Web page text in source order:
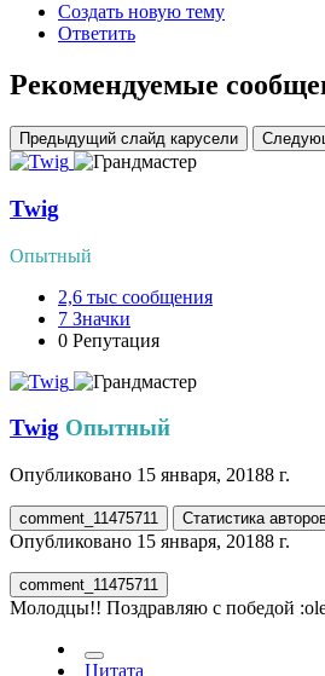
Создать новую тему
Ответить
Рекомендуемые
Предыдущий слайд карусели
Twig
Опытный
2,6 тыс сообщения
7 Значки
0 Репутация
Twig Опытный
Опубликовано 15 января, 20188 г.
comment_11475711 Статистика
Опубликовано 15 января, 20188 г.
comment_11475711
Молодцы!! Поздравляю с победой
Цитата